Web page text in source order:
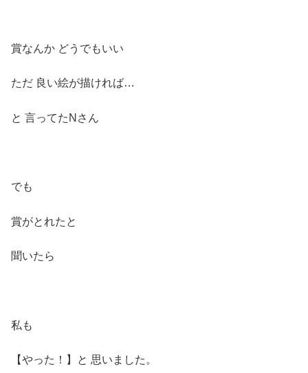
賞なんか どうでもいい
ただ 良い絵が描ければ…
と 言ってたNさん
でも
賞がとれたと
聞いたら
私も
【やった！】と 思いました。